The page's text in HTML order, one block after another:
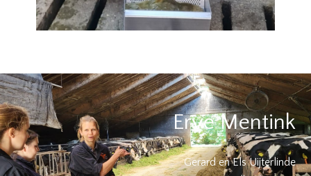
Erve Mentink
Gerard en Els Uijterlinde